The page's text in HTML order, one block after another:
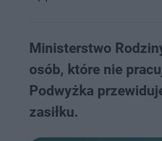
Ministerstwo
osób, które nie
Podwyżka
zasiłku.